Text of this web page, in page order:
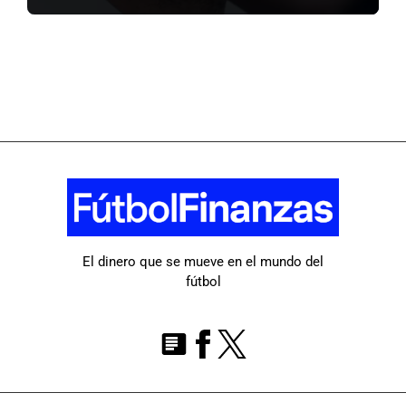
El dinero que se mueve en el mundo del
fútbol